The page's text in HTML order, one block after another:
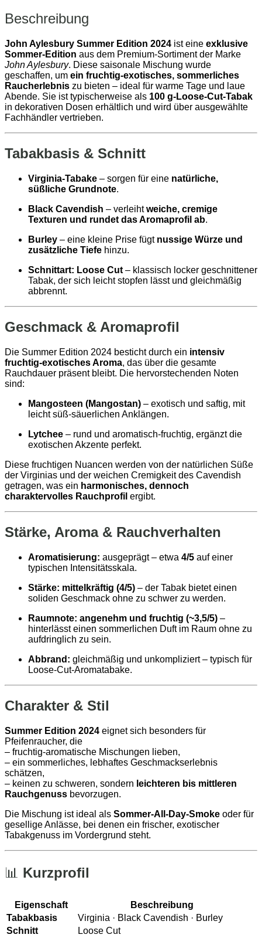
Beschreibung
John Aylesbury Summer Edition 2024 ist eine exklusive
Sommer-Edition aus dem Premium-Sortiment der Marke
John Aylesbury. Diese saisonale Mischung wurde
geschaffen, um ein fruchtig-exotisches, sommerliches
Raucherlebnis zu bieten – ideal für warme Tage und laue
Abende. Sie ist typischerweise als 100 g-Loose-Cut-Tabak
in dekorativen Dosen erhältlich und wird über ausgewählte
Fachhändler vertrieben.
Tabakbasis & Schnitt
Virginia-Tabake – sorgen für eine natürliche,
süßliche Grundnote.
Black Cavendish – verleihtweiche, cremige
Texturen und rundet das Aromaprofil ab.
Burley – eine kleine Prise fügt nussige Würze und
zusätzliche Tiefe hinzu.
Schnittart: Loose Cut – klassisch locker geschnittener
Tabak, der sich leicht stopfen lässt und gleichmäßig
abbrennt.
Geschmack & Aromaprofil
Die Summer Edition 2024 besticht durch ein intensiv
fruchtig-exotisches Aroma, das über die gesamte
Rauchdauer präsent bleibt. Die hervorstechenden Noten
sind:
Mangosteen (Mangostan) – exotisch und saftig, mit
leicht süß-säuerlichen Anklängen.
Lytchee – rund und aromatisch-fruchtig, ergänzt die
exotischen Akzente perfekt.
Diese fruchtigen Nuancen werden von der natürlichen Süße
der Virginias und der weichen Cremigkeit des Cavendish
getragen, was ein harmonisches, dennoch
charaktervolles Rauchprofil ergibt.
Stärke, Aroma & Rauchverhalten
Aromatisierung: ausgeprägt – etwa 4/5 auf einer
typischen Intensitätsskala.
Stärke: mittelkräftig (4/5) – der Tabak bietet einen
soliden Geschmack ohne zu schwer zu werden.
Raumnote: angenehm und fruchtig (~3,5/5) –
hinterlässt einen sommerlichen Duft im Raum ohne zu
aufdringlich zu sein.
Abbrand: gleichmäßig und unkompliziert – typisch für
Loose-Cut-Aromatabake.
Charakter & Stil
Summer Edition 2024 eignet sich besonders für
Pfeifenraucher, die
– fruchtig-aromatische Mischungen lieben,
– ein sommerliches, lebhaftes Geschmackserlebnis
schätzen,
– keinen zu schweren, sondern leichteren bis mittleren
Rauchgenuss bevorzugen.
Die Mischung ist ideal als Sommer-All-Day-Smoke oder für
gesellige Anlässe, bei denen ein frischer, exotischer
Tabakgenuss im Vordergrund steht.
📊 Kurzprofil
Eigenschaft
Beschreibung
Tabakbasis
Virginia · Black Cavendish · Burley
Schnitt
Loose Cut